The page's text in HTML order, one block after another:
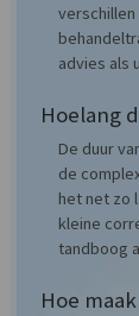
advies als
Hoelang
De duur
de
het net zo
kleine
tandboog
Hoe